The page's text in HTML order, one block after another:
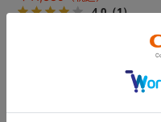
4.0（1）